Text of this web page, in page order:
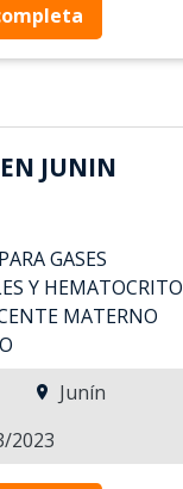
JUNIN
GASES
Y HEMATOCRITO
MATERNO
Junín
2023